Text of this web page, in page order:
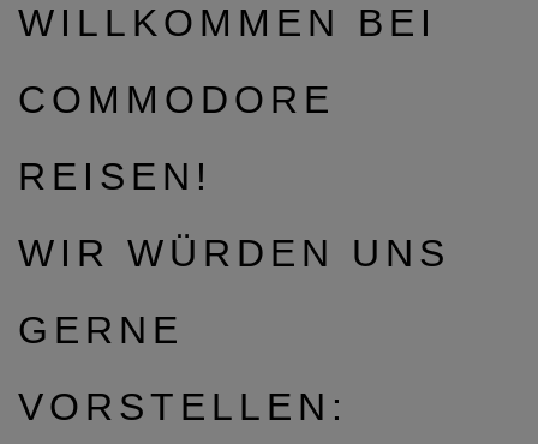
WILLKOMMEN BEI
COMMODORE
REISEN!
WIR WÜRDEN UNS
GERNE
VORSTELLEN: